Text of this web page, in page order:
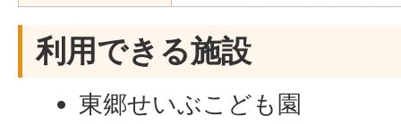
利用できる施設
東郷せいぶこども園